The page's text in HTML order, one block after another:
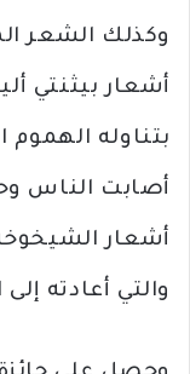
وكذلك الشعر
أشعار بيثنتي
بتناوله الهموم
أصابت الناس
أشعار
والتي أعادته